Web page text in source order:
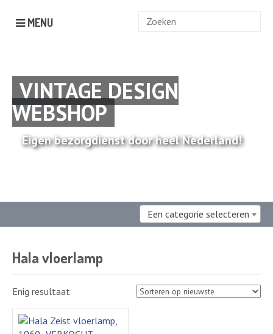
MENU
Zoek
VINTAGE DESIGN
WEBSHOP
Eigen bezorgdienst door heel Nederland!
Een categorie selecteren
Hala vloerlamp
Enig resultaat